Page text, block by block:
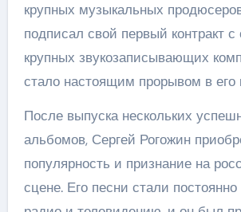
крупных музыкальных
подписал свой первый контракт с
крупных звукозаписывающих
стало настоящим прорывом в его
После выпуска нескольких
альбомов, Сергей Рогожин
популярность и признание на
сцене. Его песни стали постоянно